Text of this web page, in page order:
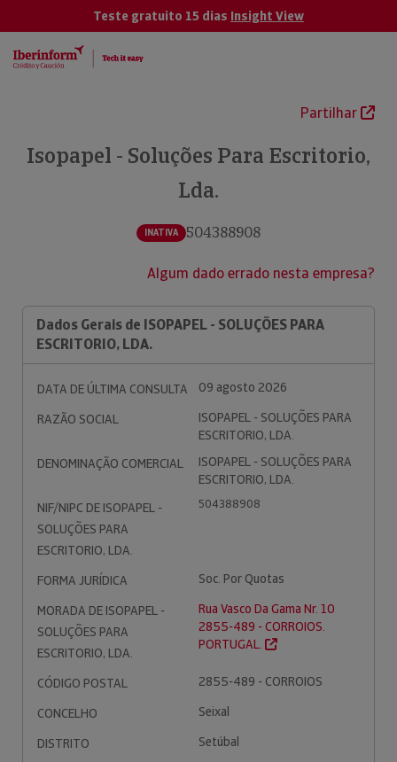
Teste gratuito 15 dias Insight View
Partilhar
Isopapel - Soluções Para Escritorio,
Lda.
INATIVA 504388908
Algum dado errado nesta empresa?
Dados Gerais de ISOPAPEL - SOLUÇÕES PARA
ESCRITORIO, LDA.
DATA DE ÚLTIMA CONSULTA
09 agosto 2026
RAZÃO SOCIAL
ISOPAPEL - SOLUÇÕES PARA
ESCRITORIO, LDA.
DENOMINAÇÃO COMERCIAL
ISOPAPEL - SOLUÇÕES PARA
ESCRITORIO, LDA.
NIF/NIPC DE ISOPAPEL -
SOLUÇÕES PARA
ESCRITORIO, LDA.
504388908
FORMA JURÍDICA
Soc. Por Quotas
MORADA DE ISOPAPEL -
SOLUÇÕES PARA
ESCRITORIO, LDA.
Rua Vasco Da Gama Nr. 10
2855-489 - CORROIOS.
PORTUGAL.
CÓDIGO POSTAL
2855-489 - CORROIOS
CONCELHO
Seixal
DISTRITO
Setúbal